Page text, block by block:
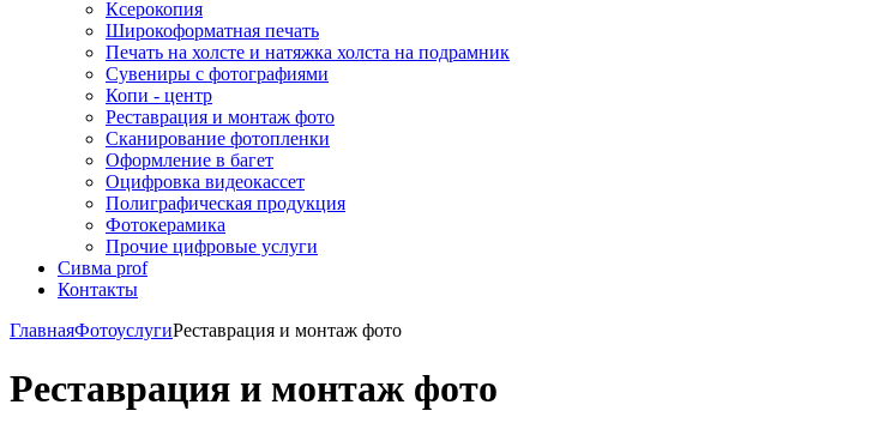
Ксерокопия
Широкоформатная печать
Печать на холсте и натяжка холста на подрамник
Сувениры с фотографиями
Копи - центр
Реставрация и монтаж фото
Сканирование фотопленки
Оформление в багет
Оцифровка видеокассет
Полиграфическая продукция
Фотокерамика
Прочие цифровые услуги
Сивма prof
Контакты
ГлавнаяФотоуслугиРеставрация и монтаж фото
Реставрация и монтаж фото